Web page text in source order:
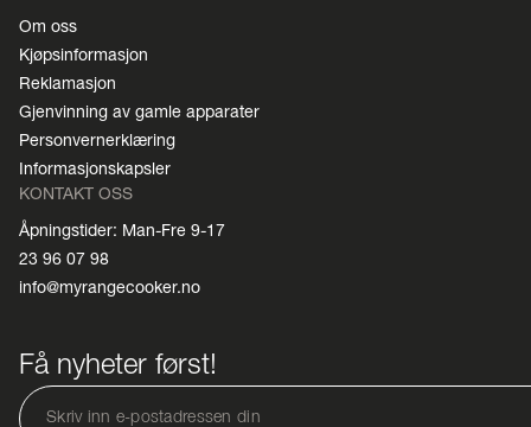
Om oss
Kjøpsinformasjon
Reklamasjon
Gjenvinning av gamle apparater
Personvernerklæring
Informasjonskapsler
KONTAKT OSS
Åpningstider: Man-Fre 9-17
23 96 07 98
info@myrangecooker.no
Få nyheter først!